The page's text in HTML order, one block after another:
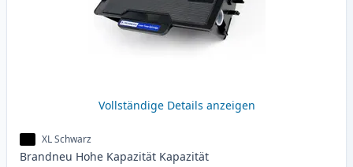
Vollständige Details anzeigen
XL Schwarz
Brandneu Hohe Kapazität Kapazität